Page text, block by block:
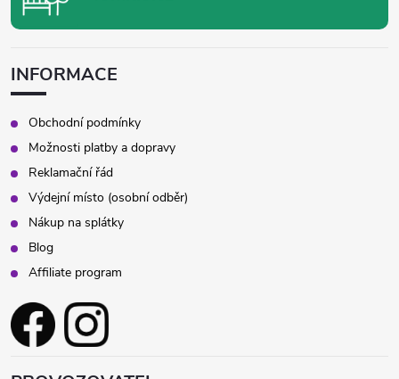
INFORMACE
Obchodní podmínky
Možnosti platby a dopravy
Reklamační řád
Výdejní místo (osobní odběr)
Nákup na splátky
Blog
Affiliate program